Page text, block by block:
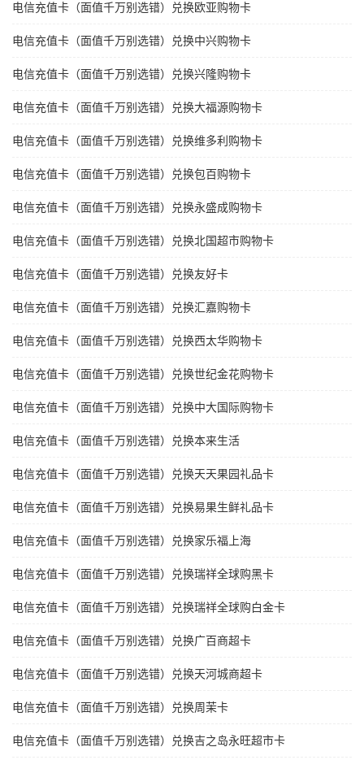
电信充值卡（面值千万别选错）兑换欧亚购物卡
电信充值卡（面值千万别选错）兑换中兴购物卡
电信充值卡（面值千万别选错）兑换兴隆购物卡
电信充值卡（面值千万别选错）兑换大福源购物卡
电信充值卡（面值千万别选错）兑换维多利购物卡
电信充值卡（面值千万别选错）兑换包百购物卡
电信充值卡（面值千万别选错）兑换永盛成购物卡
电信充值卡（面值千万别选错）兑换北国超市购物卡
电信充值卡（面值千万别选错）兑换友好卡
电信充值卡（面值千万别选错）兑换汇嘉购物卡
电信充值卡（面值千万别选错）兑换西太华购物卡
电信充值卡（面值千万别选错）兑换世纪金花购物卡
电信充值卡（面值千万别选错）兑换中大国际购物卡
电信充值卡（面值千万别选错）兑换本来生活
电信充值卡（面值千万别选错）兑换天天果园礼品卡
电信充值卡（面值千万别选错）兑换易果生鲜礼品卡
电信充值卡（面值千万别选错）兑换家乐福上海
电信充值卡（面值千万别选错）兑换瑞祥全球购黑卡
电信充值卡（面值千万别选错）兑换瑞祥全球购白金卡
电信充值卡（面值千万别选错）兑换广百商超卡
电信充值卡（面值千万别选错）兑换天河城商超卡
电信充值卡（面值千万别选错）兑换周茉卡
电信充值卡（面值千万别选错）兑换吉之岛永旺超市卡